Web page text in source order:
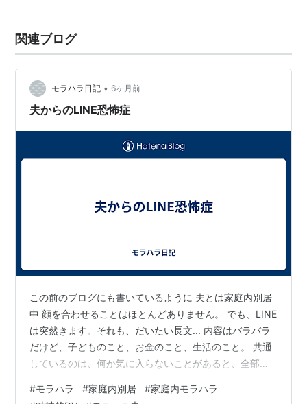
関連ブログ
モラハラ日記 • 6ヶ月前
夫からのLINE恐怖症
この前のブログにも書いているように 夫とは家庭内別居
中 顔を合わせることはほとんどありません。 でも、LINE
は突然きます。それも、だいたい長文... 内容はバラバラ
だけど、子どものこと、お金のこと、生活のこと。 共通
しているのは、何か気に入らないことがあると、全部私
ね」とLINEしたときもそうでした。 返ってきたのは、
#モラハラ #家庭内別居 #家庭内モラハラ